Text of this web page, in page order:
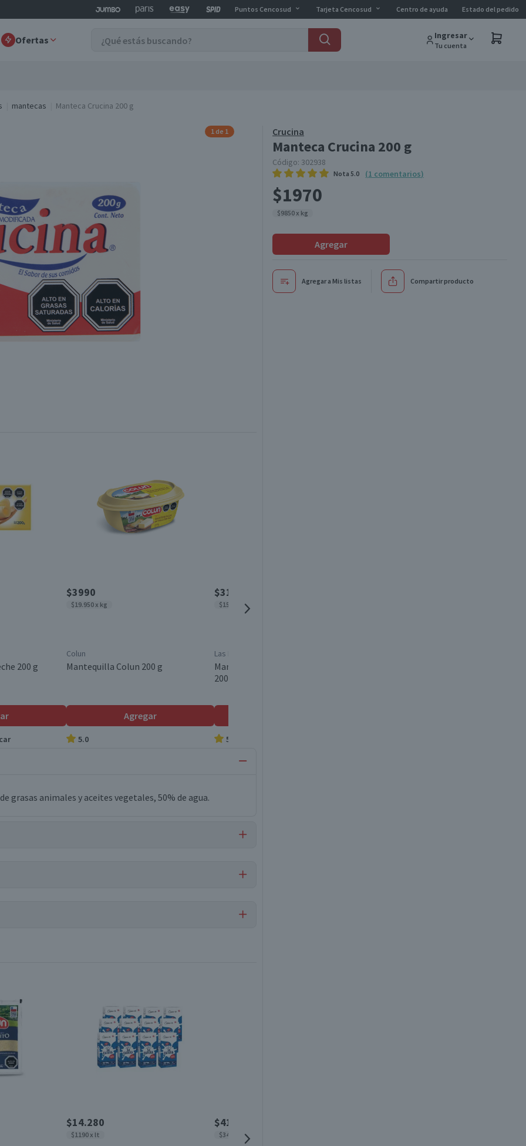
Puntos Cencosud Tarjeta Cencosud Centro de ayuda Estado del pedido
Ofertas Ingresar
Tu cuenta
mantecas Manteca Crucina 200 g
Crucina
Manteca Crucina 200 g
Código: 302938
Nota 5.0 (1 comentarios)
$1970
$9850 x kg
Agregar
Agregar a Mis listas Compartir producto
1 de 1
200 g
$3990
$19.950 x kg
Colun
Mantequilla Colun 200 g
Agregar
5.0
$3110
$15.550 x kg
Las Parcelas de Valdivia
Mantequilla Las Parcelas de Valdivia
200 g
5.0
grasas animales y aceites vegetales, 50% de agua.
7,1
0,1
Paquete
Chile
$14.280
$1190 x lt
$4150
$3458 x kg